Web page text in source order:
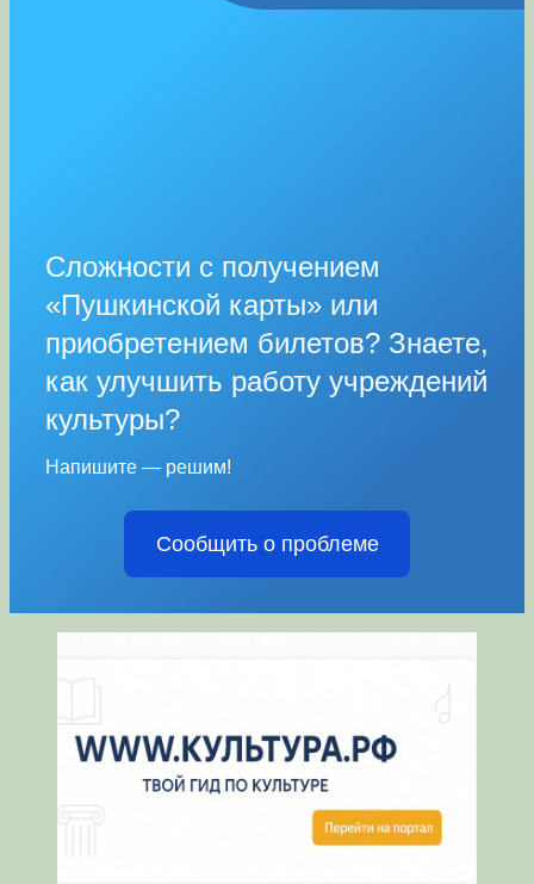
Сложности с получением
«Пушкинской карты» или
приобретением билетов? Знаете,
как улучшить работу учреждений
культуры?
Напишите — решим!
Сообщить о проблеме